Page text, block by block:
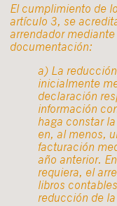
El cumplimiento de
artículo 3, se
arrendador
documentación:
a) La
inicialmente
declaración
información
haga constar
en, al menos,
facturación
año anterior.
requiera, el
libros
reducción de